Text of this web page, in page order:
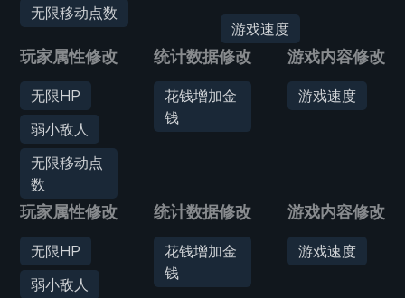
无限移动点数
游戏速度
玩家属性修改
无限HP
弱小敌人
无限移动点
数
统计数据修改
花钱增加金
钱
游戏内容修改
游戏速度
玩家属性修改
无限HP
弱小敌人
统计数据修改
花钱增加金
钱
游戏内容修改
游戏速度